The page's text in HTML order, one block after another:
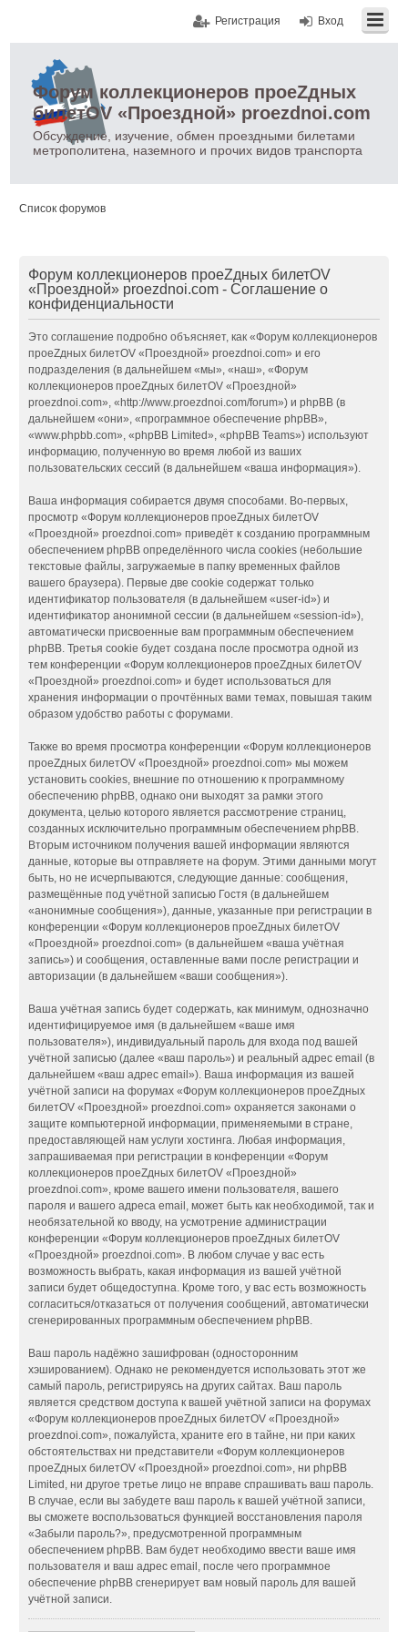
Вход
Регистрация
Форум коллекционеров проеZдных
билетOV «Проездной» proezdnoi.com
Обсуждение, изучение, обмен проездными билетами
метрополитена, наземного и прочих видов транспорта
Список форумов
Форум коллекционеров проеZдных билетOV
«Проездной» proezdnoi.com - Соглашение о
конфиденциальности
Это соглашение подробно объясняет, как «Форум коллекционеров
проеZдных билетOV «Проездной» proezdnoi.com» и его
подразделения (в дальнейшем «мы», «наш», «Форум
коллекционеров проеZдных билетOV «Проездной»
proezdnoi.com», «http://www.proezdnoi.com/forum») и phpBB (в
дальнейшем «они», «программное обеспечение phpBB»,
«www.phpbb.com», «phpBB Limited», «phpBB Teams») используют
информацию, полученную во время любой из ваших
пользовательских сессий (в дальнейшем «ваша информация»).
Ваша информация собирается двумя способами. Во-первых,
просмотр «Форум коллекционеров проеZдных билетOV
«Проездной» proezdnoi.com» приведёт к созданию программным
обеспечением phpBB определённого числа cookies (небольшие
текстовые файлы, загружаемые в папку временных файлов
вашего браузера). Первые две cookie содержат только
идентификатор пользователя (в дальнейшем «user-id») и
идентификатор анонимной сессии (в дальнейшем «session-id»),
автоматически присвоенные вам программным обеспечением
phpBB. Третья cookie будет создана после просмотра одной из
тем конференции «Форум коллекционеров проеZдных билетOV
«Проездной» proezdnoi.com» и будет использоваться для
хранения информации о прочтённых вами темах, повышая таким
образом удобство работы с форумами.
Также во время просмотра конференции «Форум коллекционеров
проеZдных билетOV «Проездной» proezdnoi.com» мы можем
установить cookies, внешние по отношению к программному
обеспечению phpBB, однако они выходят за рамки этого
документа, целью которого является рассмотрение страниц,
созданных исключительно программным обеспечением phpBB.
Вторым источником получения вашей информации являются
данные, которые вы отправляете на форум. Этими данными могут
быть, но не исчерпываются, следующие данные: сообщения,
размещённые под учётной записью Гостя (в дальнейшем
«анонимные сообщения»), данные, указанные при регистрации в
конференции «Форум коллекционеров проеZдных билетOV
«Проездной» proezdnoi.com» (в дальнейшем «ваша учётная
запись») и сообщения, оставленные вами после регистрации и
авторизации (в дальнейшем «ваши сообщения»).
Ваша учётная запись будет содержать, как минимум, однозначно
идентифицируемое имя (в дальнейшем «ваше имя
пользователя»), индивидуальный пароль для входа под вашей
учётной записью (далее «ваш пароль») и реальный адрес email (в
дальнейшем «ваш адрес email»). Ваша информация из вашей
учётной записи на форумах «Форум коллекционеров проеZдных
билетOV «Проездной» proezdnoi.com» охраняется законами о
защите компьютерной информации, применяемыми в стране,
предоставляющей нам услуги хостинга. Любая информация,
запрашиваемая при регистрации в конференции «Форум
коллекционеров проеZдных билетOV «Проездной»
proezdnoi.com», кроме вашего имени пользователя, вашего
пароля и вашего адреса email, может быть как необходимой, так и
необязательной ко вводу, на усмотрение администрации
конференции «Форум коллекционеров проеZдных билетOV
«Проездной» proezdnoi.com». В любом случае у вас есть
возможность выбрать, какая информация из вашей учётной
записи будет общедоступна. Кроме того, у вас есть возможность
согласиться/отказаться от получения сообщений, автоматически
сгенерированных программным обеспечением phpBB.
Ваш пароль надёжно зашифрован (односторонним
хэшированием). Однако не рекомендуется использовать этот же
самый пароль, регистрируясь на других сайтах. Ваш пароль
является средством доступа к вашей учётной записи на форумах
«Форум коллекционеров проеZдных билетOV «Проездной»
proezdnoi.com», пожалуйста, храните его в тайне, ни при каких
обстоятельствах ни представители «Форум коллекционеров
проеZдных билетOV «Проездной» proezdnoi.com», ни phpBB
Limited, ни другое третье лицо не вправе спрашивать ваш пароль.
В случае, если вы забудете ваш пароль к вашей учётной записи,
вы сможете воспользоваться функцией восстановления пароля
«Забыли пароль?», предусмотренной программным
обеспечением phpBB. Вам будет необходимо ввести ваше имя
пользователя и ваш адрес email, после чего программное
обеспечение phpBB сгенерирует вам новый пароль для вашей
учётной записи.